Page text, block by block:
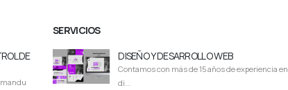
DE
SERVICIOS
DISEÑO Y DESARROLLO WEB
Contamos con más de 15 años de experiencia en
di...